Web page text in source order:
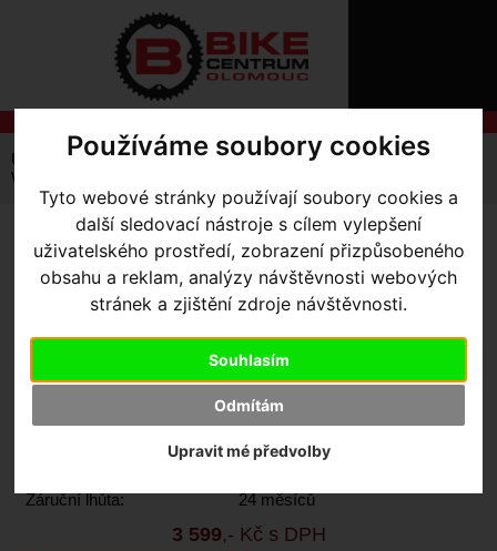
Používáme soubory cookies
Tyto webové stránky používají soubory cookies a
další sledovací nástroje s cílem vylepšení
uživatelského prostředí, zobrazení přizpůsobeného
obsahu a reklam, analýzy návštěvnosti webových
stránek a zjištění zdroje návštěvnosti.
Souhlasím
Odmítám
Upravit mé předvolby
NÁSO
SLUŽBY
REGISTRACE
ZTRATILI
Úvodní strana Výbava pro jezdce Vesty
Dámské
Women's Utility Reversible Vest
WOMEN'S UTILITY
REVERSIBLE VEST-
Black/Neon Pink XS
Specialized
Kód výrobce:
Ne
Záruční lhůta:
24 měsíců
3 599,- Kč s DPH